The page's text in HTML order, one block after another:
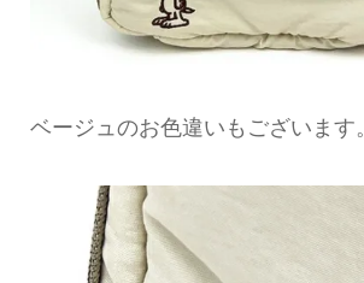
ベージュのお色違いもございます。